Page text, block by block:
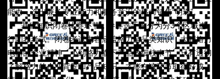
能力，选出兼备专业能力和服务意识的格力销售“明珠”。
基础知识闭卷比赛环节，参赛选手被分为分3个区域进
行闭卷考试。闭卷考试内容涵盖格力全品类知识，大到格力
电器的企业精神，小到格力旗下产品的细枝末节，只有透彻
了解格力的企业背景和产品知识，才能在该环节取得好成